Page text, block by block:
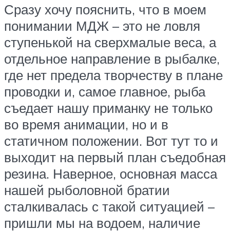
Сразу хочу пояснить, что в моем
понимании МДЖ – это не ловля
ступенькой на сверхмалые веса, а
отдельное направление в рыбалке,
где нет предела творчеству в плане
проводки и, самое главное, рыба
съедает нашу приманку не только
во время анимации, но и в
статичном положении. Вот тут то и
выходит на первый план съедобная
резина. Наверное, основная масса
нашей рыболовной братии
сталкивалась с такой ситуацией –
пришли мы на водоем, наличие